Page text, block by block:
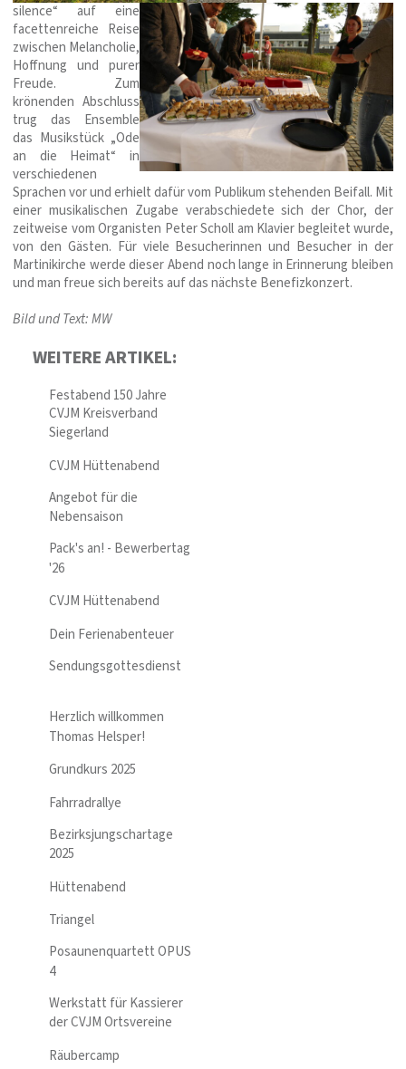
silence“ auf eine
facettenreiche Reise
zwischen Melancholie,
Hoffnung und purer
Freude. Zum
krönenden Abschluss
trug das Ensemble
das Musikstück „Ode
an die Heimat“ in
verschiedenen
Sprachen vor und erhielt dafür vom Publikum stehenden Beifall. Mit
einer musikalischen Zugabe verabschiedete sich der Chor, der
zeitweise vom Organisten Peter Scholl am Klavier begleitet wurde,
von den Gästen. Für viele Besucherinnen und Besucher in der
Martinikirche werde dieser Abend noch lange in Erinnerung bleiben
und man freue sich bereits auf das nächste Benefizkonzert.
Bild und Text: MW
WEITERE ARTIKEL:
Festabend 150 Jahre
CVJM Kreisverband
Siegerland
CVJM Hüttenabend
Angebot für die
Nebensaison
Pack's an! - Bewerbertag
'26
CVJM Hüttenabend
Dein Ferienabenteuer
Sendungsgottesdienst
Herzlich willkommen
Thomas Helsper!
Grundkurs 2025
Fahrradrallye
Bezirksjungschartage
2025
Hüttenabend
Triangel
Posaunenquartett OPUS
4
Werkstatt für Kassierer
der CVJM Ortsvereine
Räubercamp